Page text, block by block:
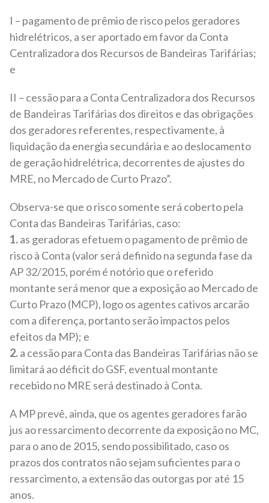
I – pagamento de prêmio de risco pelos geradores
hidrelétricos, a ser aportado em favor da Conta
Centralizadora dos Recursos de Bandeiras Tarifárias;
e
II – cessão para a Conta Centralizadora dos Recursos
de Bandeiras Tarifárias dos direitos e das obrigações
dos geradores referentes, respectivamente, à
liquidação da energia secundária e ao deslocamento
de geração hidrelétrica, decorrentes de ajustes do
MRE, no Mercado de Curto Prazo”.
Observa-se que o risco somente será coberto pela
Conta das Bandeiras Tarifárias, caso:
1.as geradoras efetuem o pagamento de prêmio de
risco à Conta (valor será definido na segunda fase da
AP 32/2015, porém é notório que o referido
montante será menor que a exposição ao Mercado de
Curto Prazo (MCP), logo os agentes cativos arcarão
com a diferença, portanto serão impactos pelos
efeitos da MP); e
2.a cessão para Conta das Bandeiras Tarifárias não se
limitará ao déficit do GSF, eventual montante
recebido no MRE será destinado à Conta.
A MP prevê, ainda, que os agentes geradores farão
jus ao ressarcimento decorrente da exposição no MC,
para o ano de 2015, sendo possibilitado, caso os
prazos dos contratos não sejam suficientes para o
ressarcimento, a extensão das outorgas por até 15
anos.